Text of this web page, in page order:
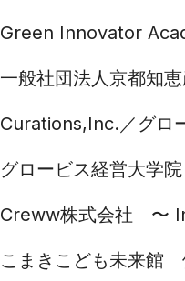
Green Innovator
一般社団法人京都知
Curations,Inc. グロ
グロービス経営大学
Creww株式会社 〜
こまきこども未来館